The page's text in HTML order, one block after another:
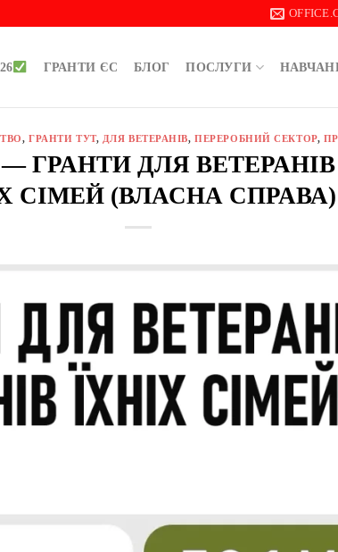
ГРАНТИ ЄС БЛОГ ПОСЛУГИ
,ГРАНТИ ТУТ, ДЛЯ ВЕТЕРАНІВ,ПЕРЕРОБНИЙ СЕКТОР,
— ГРАНТИ ДЛЯ
СІМЕЙ (ВЛАСНА СПРАВА)